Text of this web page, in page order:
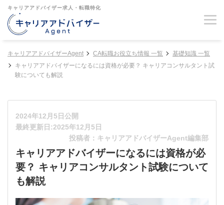
キャリアアドバイザー求人・転職特化
キャリアアドバイザーAgent CA転職お役立ち情報 一覧
基礎知識 一覧
キャリアアドバイザーになるには資格が必要？ キャリアコンサルタント試
験についても解説
2024年12月5日公開
最終更新日:2025年12月5日
投稿者：キャリアアドバイザーAgent編集部
キャリアアドバイザーになるには資格が必
要？ キャリアコンサルタント試験について
も解説